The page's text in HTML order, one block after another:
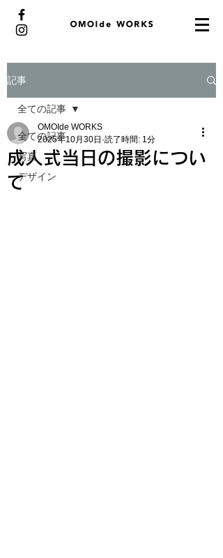
記事
全ての記事
写真
デザイン
全ての記事
成人式当日の撮影につい
て
OMOIde WORKS
2025年10月30日 読了時間: 1分